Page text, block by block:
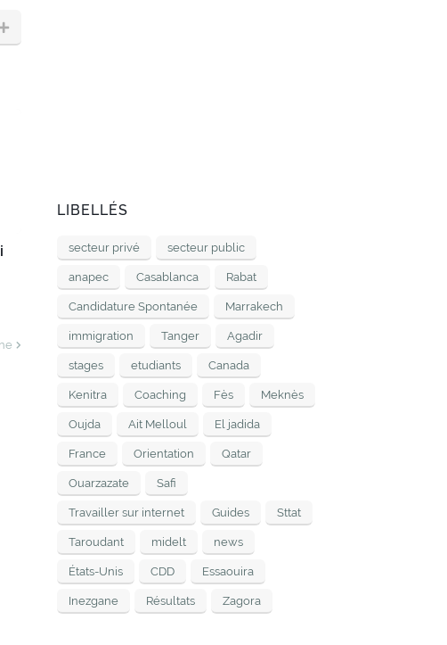
LIBELLÉS
secteur privé secteur public
anapec Casablanca Rabat
Candidature Spontanée Marrakech
immigration Tanger Agadir
stages etudiants Canada
Kenitra Coaching Fès Meknès
Oujda Ait Melloul El jadida
France Orientation Qatar
Ouarzazate Safi
Travailler sur internet Guides Sttat
Taroudant midelt news
États-Unis CDD Essaouira
Inezgane Résultats Zagora